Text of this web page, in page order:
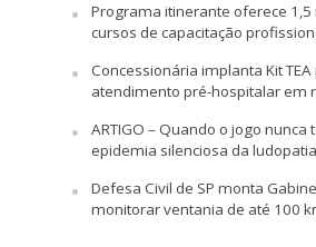
Programa itinerante oferece
cursos de capacitação
Concessionária implanta Kit
atendimento pré-hospitalar em
ARTIGO – Quando o jogo nunca
epidemia silenciosa da
Defesa Civil de SP monta
monitorar ventania de até 100